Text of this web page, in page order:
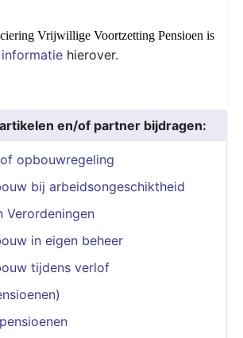
Vrijwillige Voortzetting Pensioen is
informatie hierover.
en/of partner bijdragen:
opbouwregeling
bij arbeidsongeschiktheid
Verordeningen
in eigen beheer
tijdens verlof